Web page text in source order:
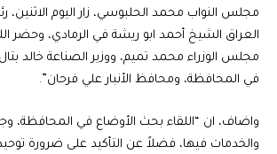
مجلس النواب محمد الحلبوسي، زار اليوم
العراق الشيخ أحمد ابو ريشة في الرمادي، وحضر
مجلس الوزراء محمد تميم، ووزير الصناعة خالد
في المحافظة، ومحافظ الأنبار علي فرحان”.
واضاف، ان “اللقاء بحث الأوضاع في المحافظة،
والخدمات فيها، فضلاً عن التأكيد على ضرورة